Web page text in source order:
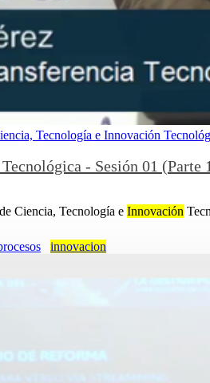
Tecnología e Innovación
- Sesión 01 (Parte
Ciencia, Tecnología e Innovación
innovacion